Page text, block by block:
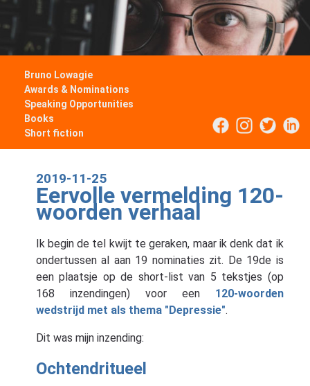
Bruno Lowagie
Awards & Nominations
Speaking Opportunities
Books
Short fiction
2019-11-25
Eervolle vermelding 120-
woorden verhaal
Ik begin de tel kwijt te geraken, maar ik denk dat ik
ondertussen al aan 19 nominaties zit. De 19de is
een plaatsje op de short-list van 5 tekstjes (op
168 inzendingen) voor een 120-woorden
wedstrijd met als thema "Depressie".
Dit was mijn inzending:
Ochtendritueel